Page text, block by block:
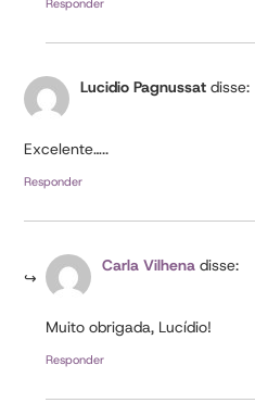
Responder
Lucidio Pagnussat disse:
Excelente…..
Responder
Carla Vilhena disse:
Muito obrigada, Lucídio!
Responder